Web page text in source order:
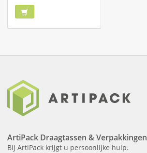
ArtiPack Draagtassen & Verpakkingen
Bij ArtiPack krijgt u persoonlijke hulp.